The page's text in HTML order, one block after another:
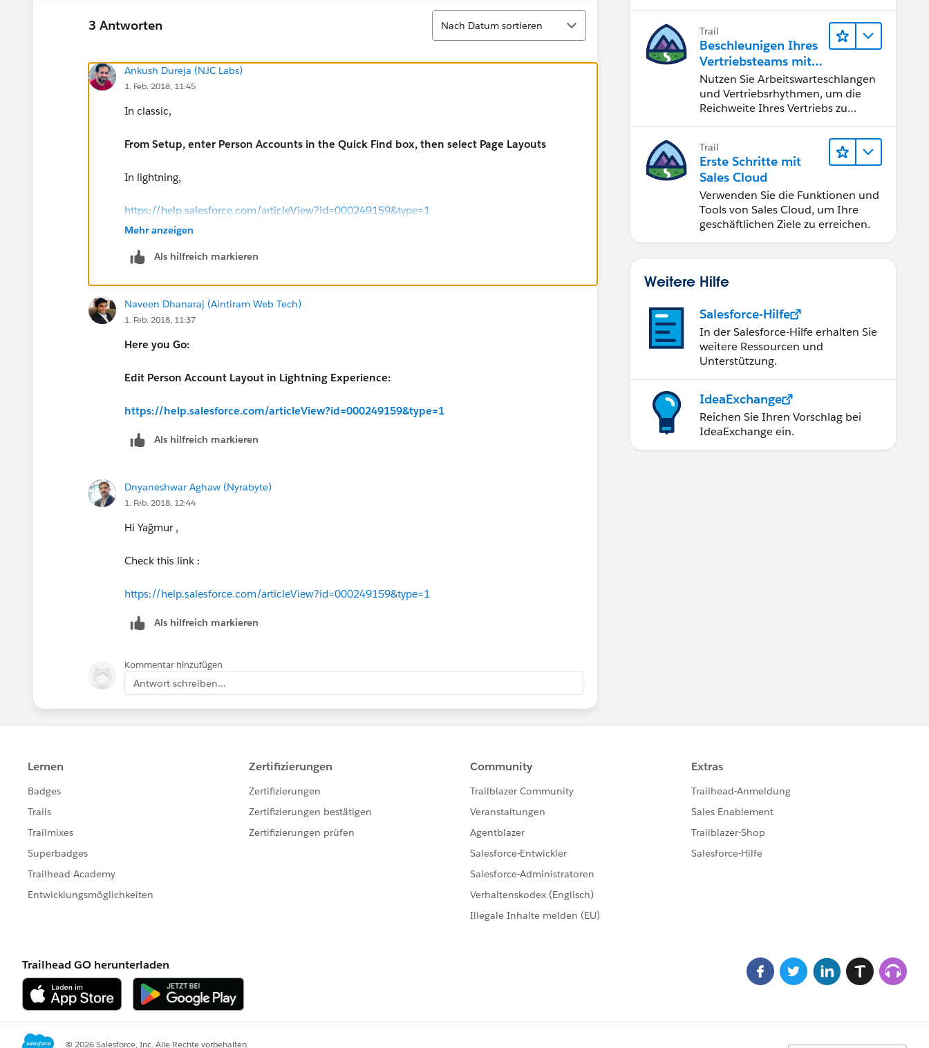
3 Antworten
Sortieren
Nach Datum sortieren
Ankush Dureja (NJC Labs)
1. Feb. 2018, 11:45
In classic,
From Setup, enter Person Accounts in the Quick Find box, then select Page Layouts
In lightning,
https://help.salesforce.com/articleView?id=000249159&type=1
Mehr anzeigen
Als hilfreich markieren
Naveen Dhanaraj (Aintiram Web Tech)
1. Feb. 2018, 11:37
Here you Go:
Edit Person Account Layout in Lightning Experience:
https://help.salesforce.com/articleView?id=000249159&type=1
Als hilfreich markieren
Dnyaneshwar Aghaw (Nyrabyte)
1. Feb. 2018, 12:44
Hi Yağmur ,
Check this link :
https://help.salesforce.com/articleView?id=000249159&type=1
Als hilfreich markieren
Kommentar hinzufügen
Antwort schreiben...
Implementieren Sie strategische
Vertriebsprogramme und schließen
Sie den Lead-zu-Cash-Zyklus
erfolgreich ab.
Trail
Beschleunigen Ihres
Vertriebsteams mit
Sales Engagement
Nutzen Sie Arbeitswarteschlangen
und Vertriebsrhythmen, um die
Reichweite Ihres Vertriebs zu
Trail
Erste Schritte mit
Sales Cloud
Verwenden Sie die Funktionen und
Tools von Sales Cloud, um Ihre
geschäftlichen Ziele zu erreichen.
Weitere Hilfe
Salesforce-Hilfe
In der Salesforce-Hilfe erhalten Sie
weitere Ressourcen und
Unterstützung.
IdeaExchange
Reichen Sie Ihren Vorschlag bei
IdeaExchange ein.